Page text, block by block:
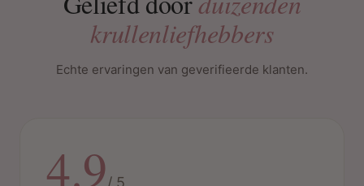
krullenliefhebbers
Echte ervaringen van geverifieerde klanten.
4.9/ 5